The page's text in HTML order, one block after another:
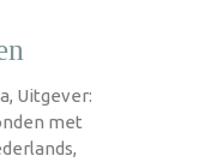
Uitgever:
met